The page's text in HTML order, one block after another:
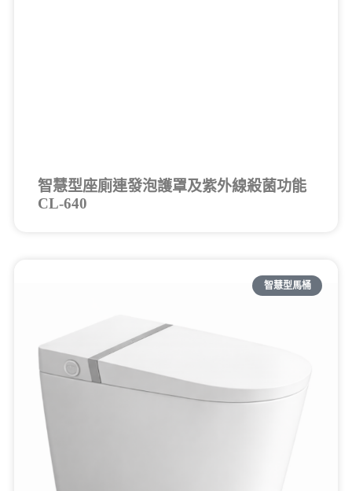
智慧型座廁連發泡護罩及紫外線殺菌功能
CL-640
智慧型馬桶